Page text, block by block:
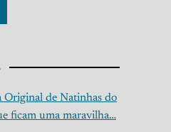
Original de Natinhas do
ficam uma maravilha…